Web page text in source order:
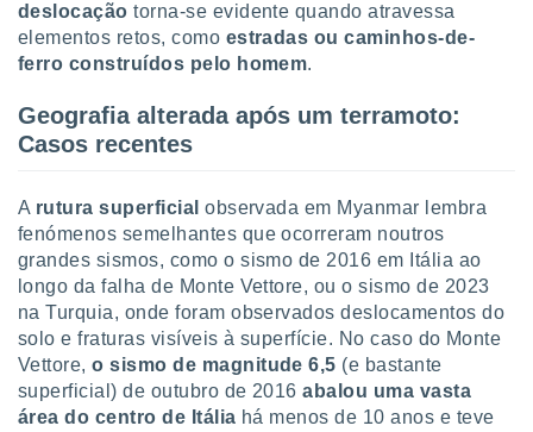
deslocação torna-se evidente quando atravessa
elementos retos, como estradas ou caminhos-de-
ferro construídos pelo homem.
Geografia alterada após um terramoto:
Casos recentes
A rutura superficial observada em Myanmar lembra
fenómenos semelhantes que ocorreram noutros
grandes sismos, como o sismo de 2016 em Itália ao
longo da falha de Monte Vettore, ou o sismo de 2023
na Turquia, onde foram observados deslocamentos do
solo e fraturas visíveis à superfície. No caso do Monte
Vettore,o sismo de magnitude 6,5 (e bastante
superficial) de outubro de 2016abalou uma vasta
área do centro de Itália há menos de 10 anos e teve